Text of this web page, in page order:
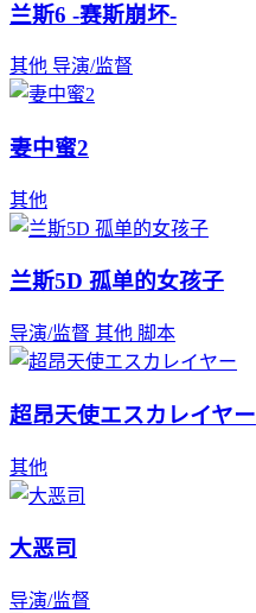
兰斯6 -赛斯崩坏-
其他 导演/监督
妻中蜜2
其他
兰斯5D 孤单的女孩子
导演/监督 其他 脚本
超昂天使エスカレイヤー
其他
大恶司
导演/监督